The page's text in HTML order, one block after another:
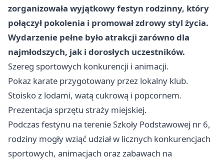
zorganizowała wyjątkowy festyn rodzinny, który
połączył pokolenia i promował zdrowy styl życia.
Wydarzenie pełne było atrakcji zarówno dla
najmłodszych, jak i dorosłych uczestników.
Szereg sportowych konkurencji i animacji.
Pokaz karate przygotowany przez lokalny klub.
Stoisko z lodami, watą cukrową i popcornem.
Prezentacja sprzętu straży miejskiej.
Podczas festynu na terenie Szkoły Podstawowej nr 6,
rodziny mogły wziąć udział w licznych konkurencjach
sportowych, animacjach oraz zabawach na